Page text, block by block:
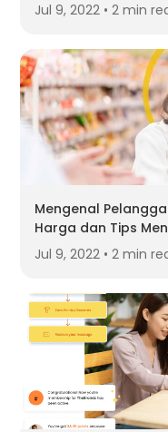
Jul 9, 2022 • 2 min
Mengenal
Harga dan Tips
Jul 9, 2022 • 2 min